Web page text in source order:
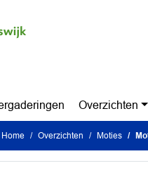
Overzichten
Home Overzichten Moties